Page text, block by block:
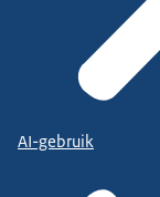
AI-gebruik